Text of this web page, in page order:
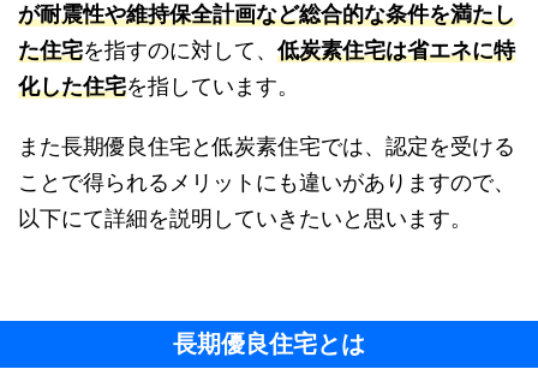
が耐震性や維持保全計画など総合的な条件を満たし
た住宅を指すのに対して、 低炭素住宅は省エネに特
化した住宅を指しています。
また長期優良住宅と低炭素住宅では、認定を受ける
ことで得られるメリットにも違いがありますので、
以下にて詳細を説明していきたいと思います。
長期優良住宅とは